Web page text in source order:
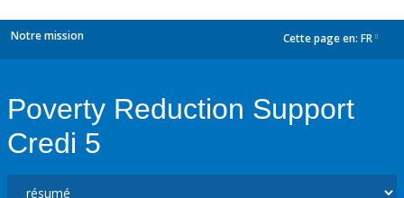
Notre mission Cette page en: FR
Poverty Reduction Support
Credi 5